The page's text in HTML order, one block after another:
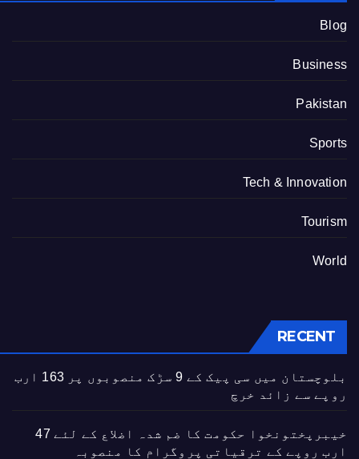
Blog
Business
Pakistan
Sports
Tech & Innovation
Tourism
World
RECENT
بلوچستان میں سی پیک کے 9 سڑک منصوبوں پر 163 ارب
روپے سے زائد خرچ
خیبرپختونخوا حکومت کا ضم شدہ اضلاع کے لئے 47
ارب روپے کے ترقیاتی پروگرام کا منصوبہ